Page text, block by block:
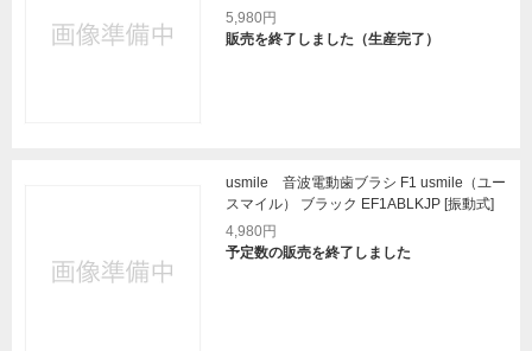
5,980円
販売を終了しました（生産完了）
usmile 音波電動歯ブラシ F1 usmile（ユー
スマイル） ブラック EF1ABLKJP [振動式]
4,980円
予定数の販売を終了しました